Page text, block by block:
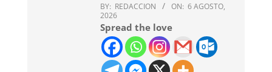
BY: REDACCION ON: 6 AGOSTO,
2026
Spread the love